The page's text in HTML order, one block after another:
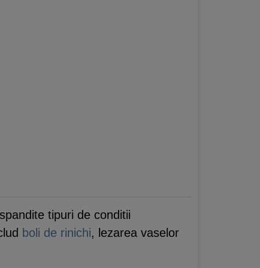
tipuri de conditii
boli de rinichi, lezarea vaselor